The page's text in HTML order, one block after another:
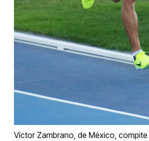
Víctor Zambrano, de México,